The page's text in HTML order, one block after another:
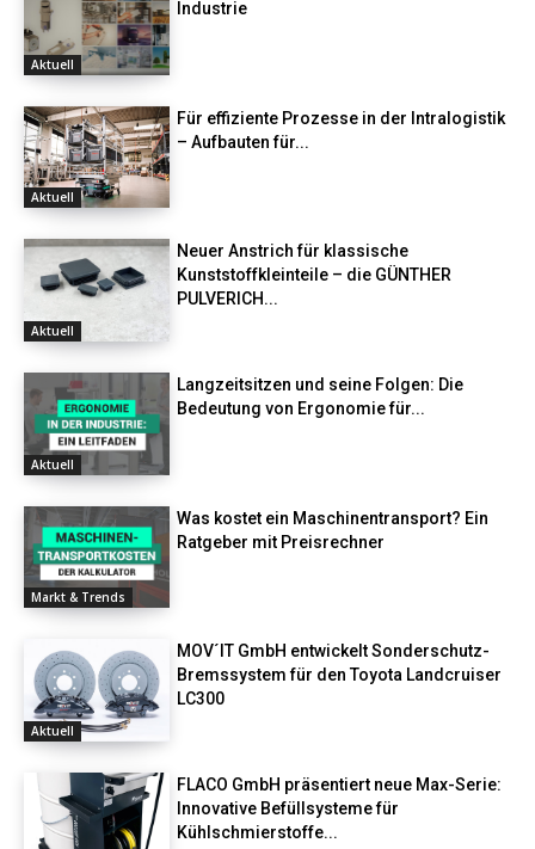
Aktuell
Industrie
Aktuell
Für effiziente Prozesse in der Intralogistik
– Aufbauten für...
Aktuell
Neuer Anstrich für klassische
Kunststoffkleinteile – die GÜNTHER
PULVERICH...
Aktuell
Langzeitsitzen und seine Folgen: Die
Bedeutung von Ergonomie für...
Markt & Trends
Was kostet ein Maschinentransport? Ein
Ratgeber mit Preisrechner
Aktuell
MOV´IT GmbH entwickelt Sonderschutz-
Bremssystem für den Toyota Landcruiser
LC300
FLACO GmbH präsentiert neue Max-Serie:
Innovative Befüllsysteme für
Kühlschmierstoffe...